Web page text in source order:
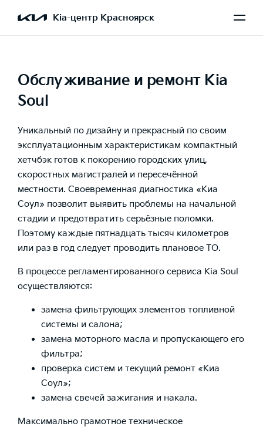
Kia-центр Красноярск
Обслуживание и ремонт Kia
Soul
Уникальный по дизайну и прекрасный по своим
эксплуатационным характеристикам компактный
хетчбэк готов к покорению городских улиц,
скоростных магистралей и пересечённой
местности. Своевременная диагностика «Киа
Соул» позволит выявить проблемы на начальной
стадии и предотвратить серьёзные поломки.
Поэтому каждые пятнадцать тысяч километров
или раз в год следует проводить плановое ТО.
В процессе регламентированного сервиса Kia Soul
осуществляются:
замена фильтрующих элементов топливной
системы и салона;
замена моторного масла и пропускающего его
фильтра;
проверка систем и текущий ремонт «Киа
Соул»;
замена свечей зажигания и накала.
Максимально грамотное техническое